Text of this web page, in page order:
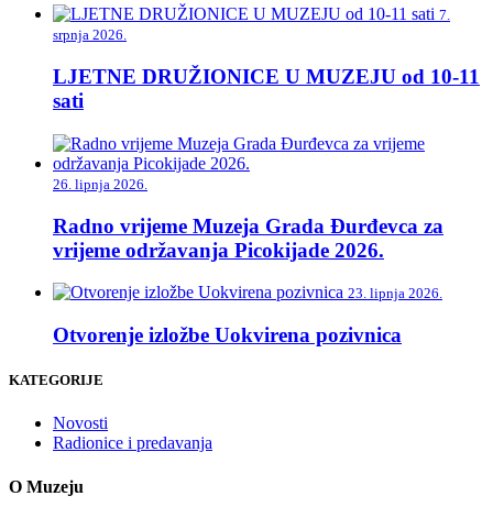
7.
srpnja 2026.
LJETNE DRUŽIONICE U MUZEJU od 10-11
sati
26. lipnja 2026.
Radno vrijeme Muzeja Grada Đurđevca za
vrijeme održavanja Picokijade 2026.
23. lipnja 2026.
Otvorenje izložbe Uokvirena pozivnica
KATEGORIJE
Novosti
Radionice i predavanja
O Muzeju